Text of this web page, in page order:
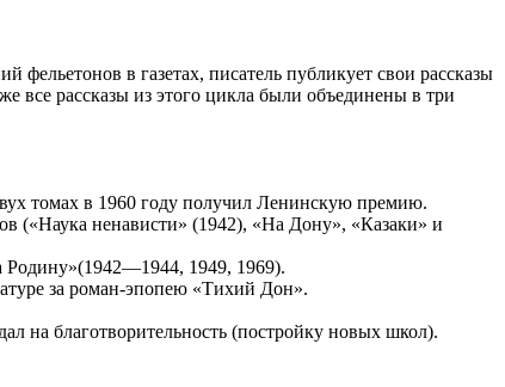
в газетах, писатель публикует свои рассказы
все рассказы из этого цикла были объединены в три
томах в 1960 году получил Ленинскую премию.
(«Наука ненависти» (1942), «На Дону», «Казаки» и
Родину»(1942—1944, 1949, 1969).
за роман-эпопею «Тихий Дон».
на благотворительность (постройку новых школ).